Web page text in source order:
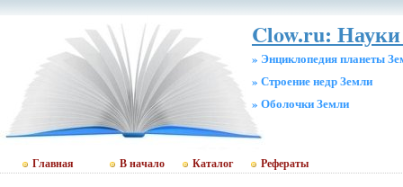
Clow.ru:
» Энциклопедия планеты
» Строение недр Земли
» Оболочки Земли
Главная В начало Каталог Рефераты